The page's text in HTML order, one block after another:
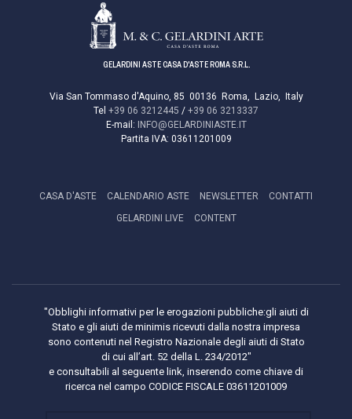
GELARDINI ASTE CASA D'ASTE ROMA S.R.L.
Via San Tommaso d'Aquino, 85 00136 Roma, Lazio,
Italy
Tel +39 06 3212445 / +39 06 3213337
E-mail:
INFO@GELARDINIASTE.IT
Partita IVA: 03611201009
CASA D'ASTE CALENDARIO ASTE NEWSLETTER
CONTATTI
GELARDINI LIVE
CONTENT
"Obblighi informativi per le erogazioni pubbliche:gli aiuti di
Stato e gli aiuti de minimis ricevuti dalla nostra impresa
sono contenuti nel Registro Nazionale degli aiuti di Stato
di cui all’art. 52 della L. 234/2012"
e consultabili al seguente link, inserendo come chiave di
ricerca nel campo CODICE FISCALE 03611201009